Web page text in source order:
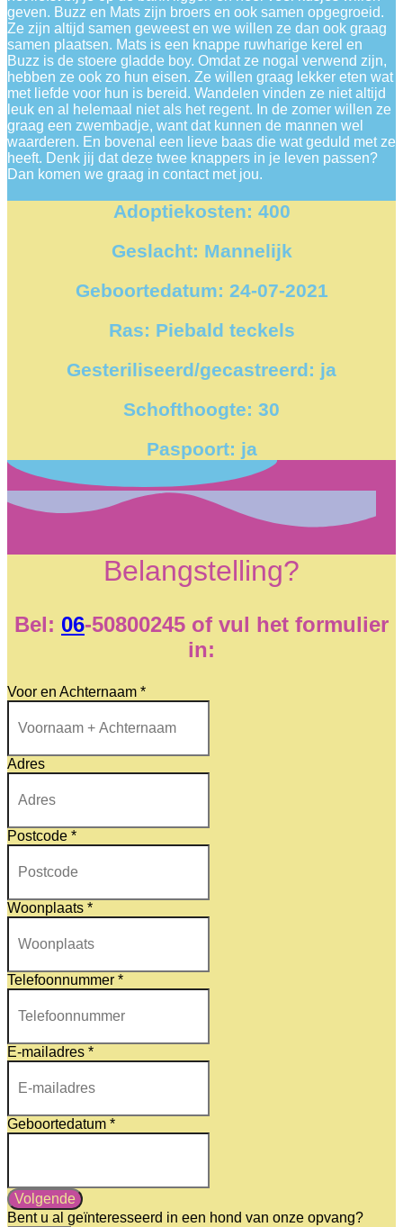
geven. Buzz en Mats zijn broers en ook samen opgegroeid.
Ze zijn altijd samen geweest en we willen ze dan ook graag
samen plaatsen. Mats is een knappe ruwharige kerel en
Buzz is de stoere gladde boy. Omdat ze nogal verwend zijn,
hebben ze ook zo hun eisen. Ze willen graag lekker eten wat
met liefde voor hun is bereid. Wandelen vinden ze niet altijd
leuk en al helemaal niet als het regent. In de zomer willen ze
graag een zwembadje, want dat kunnen de mannen wel
waarderen. En bovenal een lieve baas die wat geduld met ze
heeft. Denk jij dat deze twee knappers in je leven passen?
Dan komen we graag in contact met jou.
Adoptiekosten: 400
Geslacht: Mannelijk
Geboortedatum: 24-07-2021
Ras: Piebald teckels
Gesteriliseerd/gecastreerd: ja
Schofthoogte: 30
Paspoort: ja
Belangstelling?
Bel: 06-50800245 of vul het formulier
in:
Voor en Achternaam *
Adres
Postcode *
Woonplaats *
Telefoonnummer *
E-mailadres *
Geboortedatum *
Volgende
Bent u al geïnteresseerd in een hond van onze opvang?